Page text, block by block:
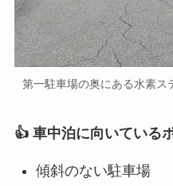
第一駐車場の奥にある水素ス
👍 車中泊に向いている
傾斜のない駐車場